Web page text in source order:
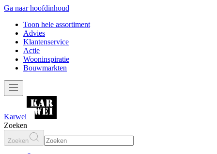
Ga naar hoofdinhoud
Toon hele assortiment
Advies
Klantenservice
Actie
Wooninspiratie
Bouwmarkten
Karwei
Zoeken
Zoeken